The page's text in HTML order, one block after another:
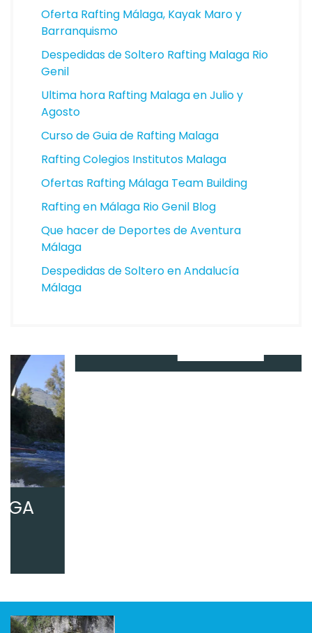
Oferta Rafting Málaga, Kayak Maro y
Barranquismo
Despedidas de Soltero Rafting Malaga Rio
Genil
Ultima hora Rafting Malaga en Julio y
Agosto
Curso de Guia de Rafting Malaga
Rafting Colegios Institutos Malaga
Ofertas Rafting Málaga Team Building
Rafting en Málaga Rio Genil Blog
Que hacer de Deportes de Aventura
Málaga
Despedidas de Soltero en Andalucía
Málaga
DEPORTES DE AVENTURA